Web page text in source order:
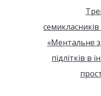
«Ментальне
підлітків в